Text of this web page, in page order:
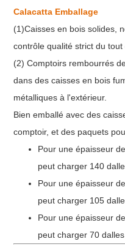
Certificat
Calacatta Emballage
(1)Caisses en bois solides,
contrôle qualité strict du
(2) Comptoirs rembourrés
dans des caisses en bois
métalliques à l'extérieur.
Bien emballé avec des
comptoir, et des paquets
Pour une épaisseur
peut charger 140
Pour une épaisseur
peut charger 105
Pour une épaisseur
peut charger 70